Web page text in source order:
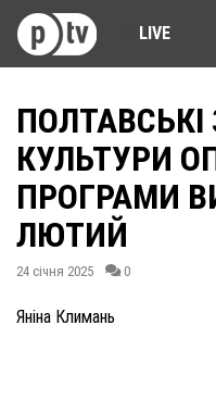
LIVE
КУЛЬТУРИ
ПРОГРАМИ
ЛЮТИЙ
24 січня 2025 0
Яніна Климань